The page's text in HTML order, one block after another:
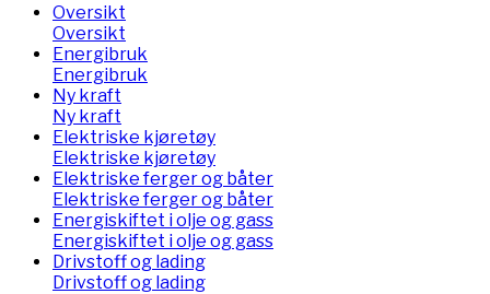
Oversikt
Oversikt
Energibruk
Energibruk
Ny kraft
Ny kraft
Elektriske kjøretøy
Elektriske kjøretøy
Elektriske ferger og båter
Elektriske ferger og båter
Energiskiftet i olje og gass
Energiskiftet i olje og gass
Drivstoff og lading
Drivstoff og lading